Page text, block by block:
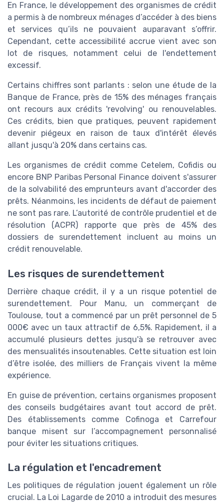
En France, le développement des organismes de crédit
a permis à de nombreux ménages d’accéder à des biens
et services qu’ils ne pouvaient auparavant s’offrir.
Cependant, cette accessibilité accrue vient avec son
lot de risques, notamment celui de l'endettement
excessif.
Certains chiffres sont parlants : selon une étude de la
Banque de France, près de 15% des ménages français
ont recours aux crédits 'revolving' ou renouvelables.
Ces crédits, bien que pratiques, peuvent rapidement
devenir piégeux en raison de taux d'intérêt élevés
allant jusqu'à 20% dans certains cas.
Les organismes de crédit comme Cetelem, Cofidis ou
encore BNP Paribas Personal Finance doivent s'assurer
de la solvabilité des emprunteurs avant d'accorder des
prêts. Néanmoins, les incidents de défaut de paiement
ne sont pas rare. L’autorité de contrôle prudentiel et de
résolution (ACPR) rapporte que près de 45% des
dossiers de surendettement incluent au moins un
crédit renouvelable.
Les risques de surendettement
Derrière chaque crédit, il y a un risque potentiel de
surendettement. Pour Manu, un commerçant de
Toulouse, tout a commencé par un prêt personnel de 5
000€ avec un taux attractif de 6,5%. Rapidement, il a
accumulé plusieurs dettes jusqu'à se retrouver avec
des mensualités insoutenables. Cette situation est loin
d’être isolée, des milliers de Français vivent la même
expérience.
En guise de prévention, certains organismes proposent
des conseils budgétaires avant tout accord de prêt.
Des établissements comme Cofinoga et Carrefour
banque misent sur l’accompagnement personnalisé
pour éviter les situations critiques.
La régulation et l'encadrement
Les politiques de régulation jouent également un rôle
crucial. La Loi Lagarde de 2010 a introduit des mesures